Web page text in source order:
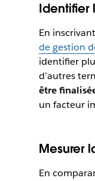
Identifier
En
de gestion
identifier
d’autres
être
un facteur
Mesurer
En